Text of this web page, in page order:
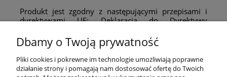
Produkt jest zgodny z następującymi przepisami i
dyrektywami UE:Deklaracja do Dyrektywy
artykuły są przeznaczone do kontaktu z żywnością.
CERTYFIKAT JAKOŚCI
Dbamy o Twoją prywatność
Pliki cookies i pokrewne im technologie umożliwiają poprawne
działanie strony i pomagają nam dostosować ofertę do Twoich